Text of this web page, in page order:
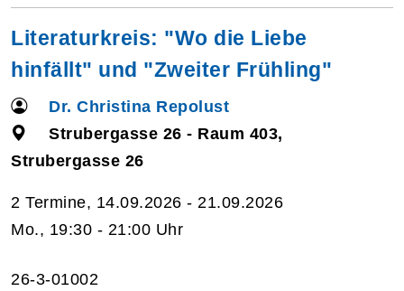
Literaturkreis: "Wo die Liebe
hinfällt" und "Zweiter Frühling"
Dr. Christina Repolust
Strubergasse 26 - Raum 403,
Strubergasse 26
2 Termine, 14.09.2026 - 21.09.2026
Mo., 19:30 - 21:00 Uhr
26-3-01002